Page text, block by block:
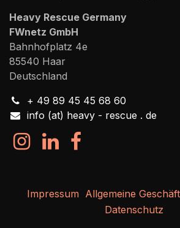
Heavy Rescue Germany
FWnetz GmbH
Bahnhofplatz 4e
85540 Haar
Deutschland
+ 49 89 45 45 68 60
info (at) heavy - rescue . de
Impressum Allgemeine
Datenschutz